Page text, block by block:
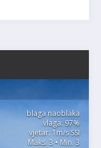
blaga naoblaka
vlaga: 97%
vjetar: 1m/s SSI
Maks. 3 • Min. 3